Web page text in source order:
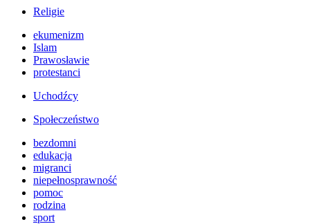
Religie
ekumenizm
Islam
Prawosławie
protestanci
Uchodźcy
Społeczeństwo
bezdomni
edukacja
migranci
niepełnosprawność
pomoc
rodzina
sport